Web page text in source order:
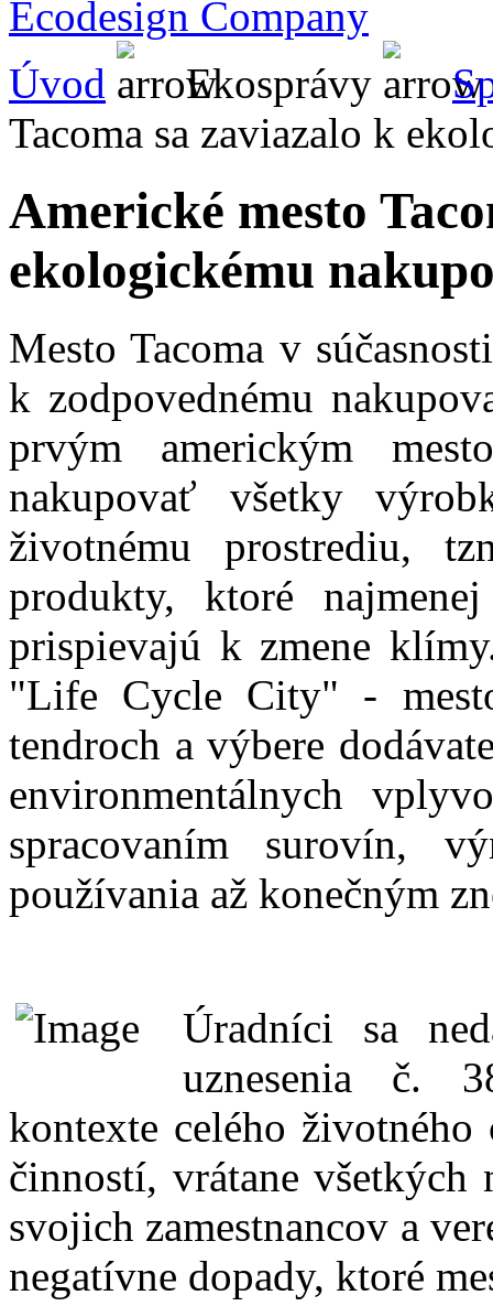
Ecodesign Company
Úvod
Ekosprávy
Tacoma sa zaviazalo k
Americké mesto
ekologickému
Mesto Tacoma v
k zodpovednému
prvým americkým
nakupovať všetky
životnému prostrediu,
produkty, ktoré
prispievajú k zmene
"Life Cycle City" -
tendroch a výbere
environmentálnych
spracovaním surovín,
používania až konečným
Úradníci sa
uznesenia č.
kontexte celého
činností, vrátane všetkých
svojich zamestnancov a
negatívne dopady, ktoré